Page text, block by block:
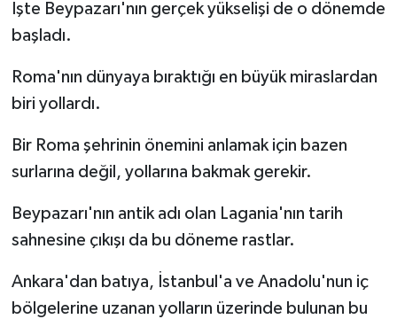
İşte Beypazarı'nın gerçek yükselişi de o dönemde
başladı.
Roma'nın dünyaya bıraktığı en büyük miraslardan
biri yollardı.
Bir Roma şehrinin önemini anlamak için bazen
surlarına değil, yollarına bakmak gerekir.
Beypazarı'nın antik adı olan Lagania'nın tarih
sahnesine çıkışı da bu döneme rastlar.
Ankara'dan batıya, İstanbul'a ve Anadolu'nun iç
bölgelerine uzanan yolların üzerinde bulunan bu